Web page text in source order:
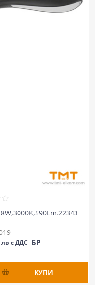
лв с ДДС БР